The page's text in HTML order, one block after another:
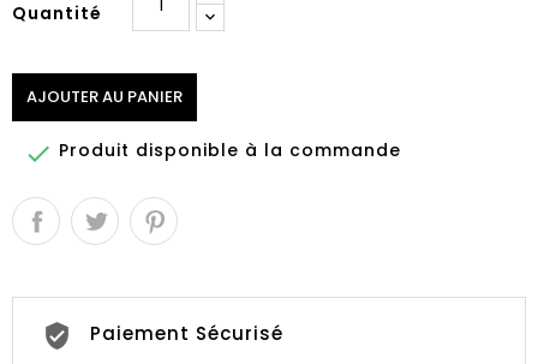
Quantité
AJOUTER AU PANIER
 Produit disponible à la commande
Paiement Sécurisé